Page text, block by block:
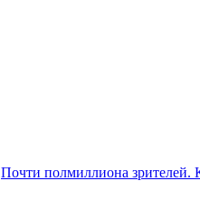
Почти полмиллиона зрителей.